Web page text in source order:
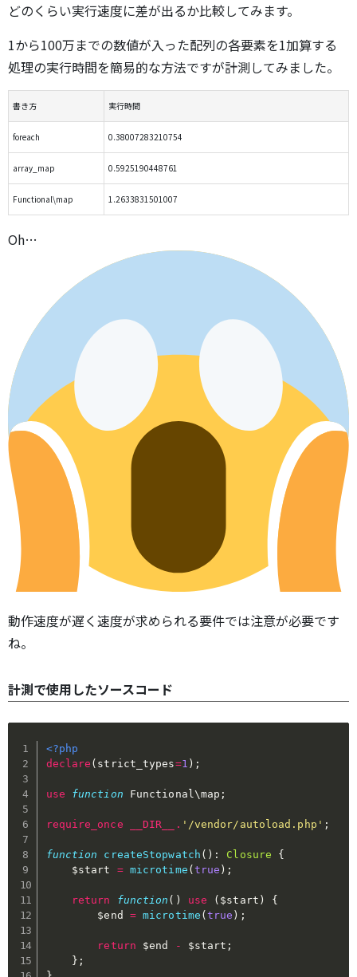
どのくらい実行速度に差が出るか比較してみます。
1から100万までの数値が入った配列の各要素を1加算する
処理の実行時間を簡易的な方法ですが計測してみました。
書き方 実行時間
foreach 0.38007283210754
array_map 0.5925190448761
Functional\map 1.2633831501007
Oh…
動作速度が遅く速度が求められる要件では注意が必要です
ね。
計測で使用したソースコード
<?php
declare ( strict_types=1 ) ;
use function Functional \map ;
require_once __DIR__ . '/vendor/autoload.php' ;
function createStopwatch ( ) : Closure
{
$start
= microtime ( true ) ;
return function ( ) use ( $start )
{
$end
= microtime (true ) ;
return $end - $start ;
} ;